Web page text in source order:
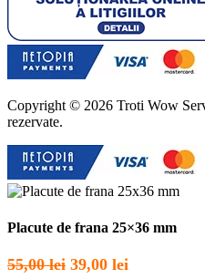
Copyright © 2026 Troti Wow
rezervate.
Placute de frana 25×36 mm
55,00lei Prețul
39,00 lei